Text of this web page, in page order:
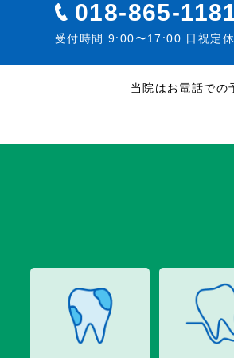
018-865-
受付時間 9:00〜17:00 日祝定休
当院はお電話での